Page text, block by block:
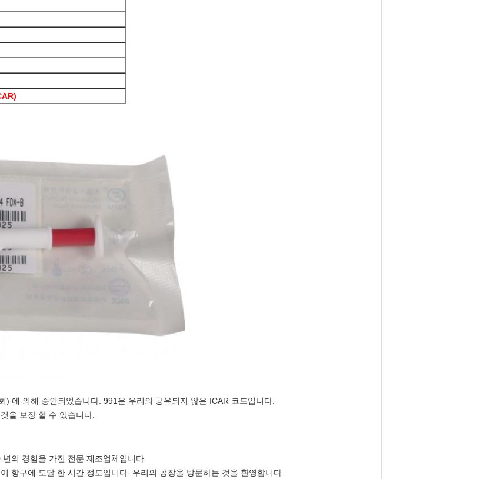
에 의해 승인되었습니다. 991은 우리의 공유되지 않은 ICAR 코드입니다.
을 보장 할 수 있습니다.
의 경험을 가진 전문 제조업체입니다.
항구에 도달 한 시간 정도입니다. 우리의 공장을 방문하는 것을 환영합니다.